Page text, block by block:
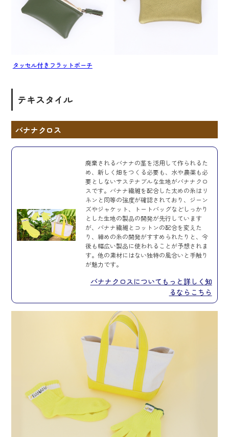
タッセル付きフラットポーチ
テキスタイル
バナナクロス
廃棄されるバナナの茎を活用して作られるた
め、新しく畑をつくる必要も、水や農薬も必
要としないサステナブルな生地がバナナクロ
スです。バナナ繊維を配合した太めの糸はリ
ネンと同等の強度が確認されており、ジーン
ズやジャケット、トートバッグなどしっかり
とした生地の製品の開発が先行しています
が、バナナ繊維とコットンの配合を変えた
り、細めの糸の開発がすすめられたりと、今
後も幅広い製品に使われることが予想されま
す。他の素材にはない独特の風合いと手触り
が魅力です。
バナナクロスについてもっと詳しく知
るならこちら